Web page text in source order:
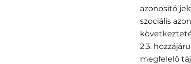
azonosító
szociális
2.3.
megfelelő